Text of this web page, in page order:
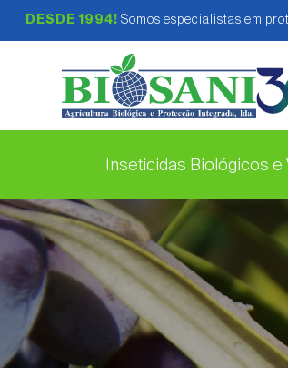
DESDE 1994! Somos especialistas em
Inseticidas Biológicos e